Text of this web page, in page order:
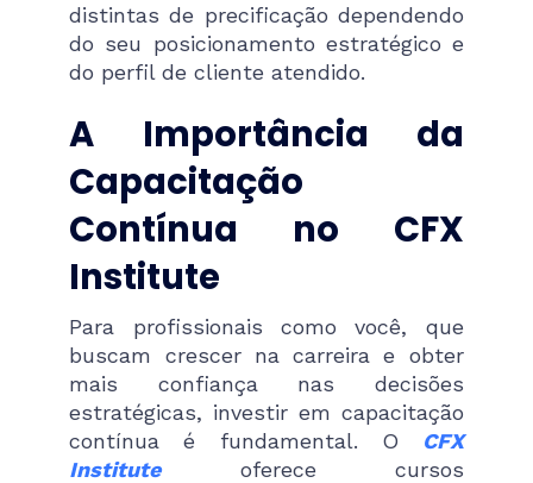
distintas de precificação dependendo
do seu posicionamento estratégico e
do perfil de cliente atendido.
A Importância da
Capacitação
Contínua no CFX
Institute
Para profissionais como você, que
buscam crescer na carreira e obter
mais confiança nas decisões
estratégicas, investir em capacitação
contínua é fundamental. O
CFX
Institute
oferece cursos